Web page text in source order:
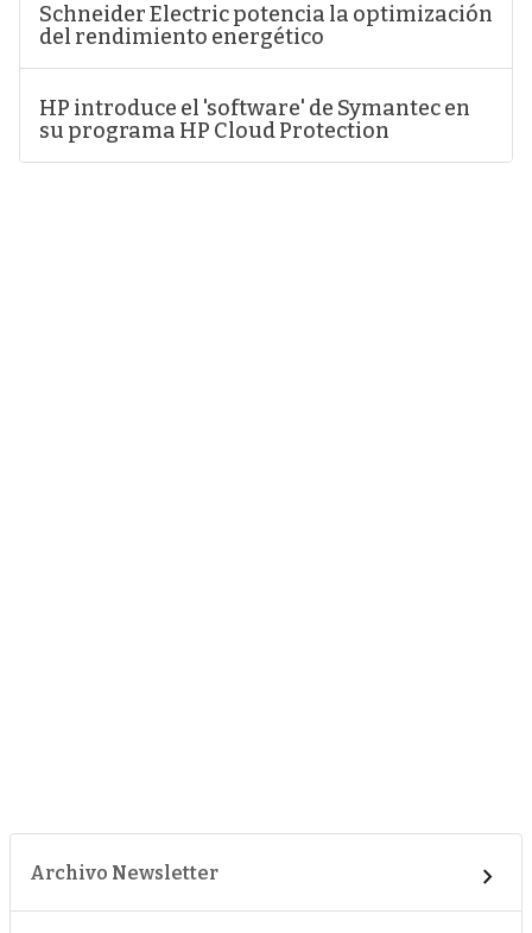
Schneider Electric potencia la optimización
del rendimiento energético
HP introduce el 'software' de Symantec en
su programa HP Cloud Protection
Archivo Newsletter